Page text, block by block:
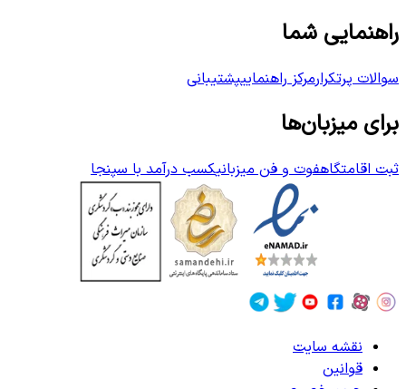
راهنمایی شما
سوالات پرتکرارمرکز راهنماییپشتیبانی
برای میزبان‌ها
ثبت اقامتگاهفوت و فن میزبانیکسب درآمد با سپنجا
نقشه سایت
قوانین